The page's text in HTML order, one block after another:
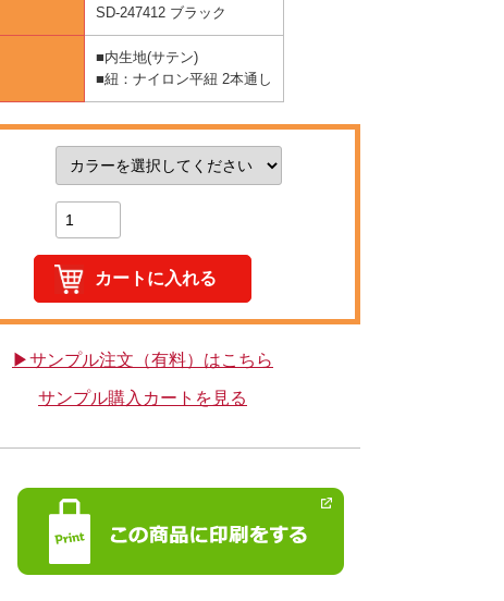
SD-247412 ブラック
■内生地(サテン)
■紐：ナイロン平紐 2本通し
▶サンプル注文（有料）はこちら
サンプル購入カートを見る